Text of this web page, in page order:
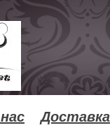
Доставка